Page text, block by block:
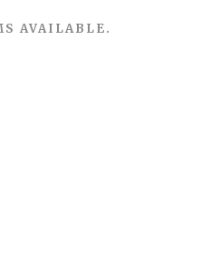
AVAILABLE.